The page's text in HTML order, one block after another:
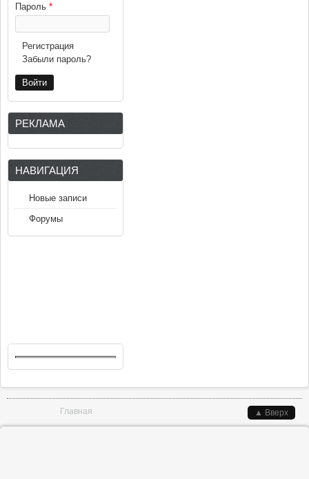
Пароль *
Регистрация
Забыли пароль?
РЕКЛАМА
НАВИГАЦИЯ
Новые записи
Форумы
Главная ▲ Вверх